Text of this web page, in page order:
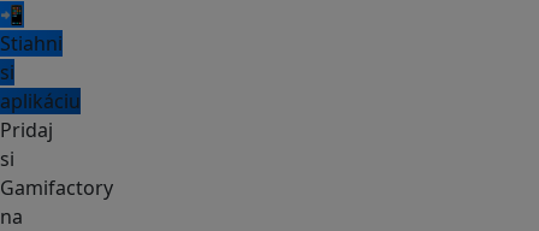
📲
Stiahni
si
aplikáciu
Pridaj
si
Gamifactory
na